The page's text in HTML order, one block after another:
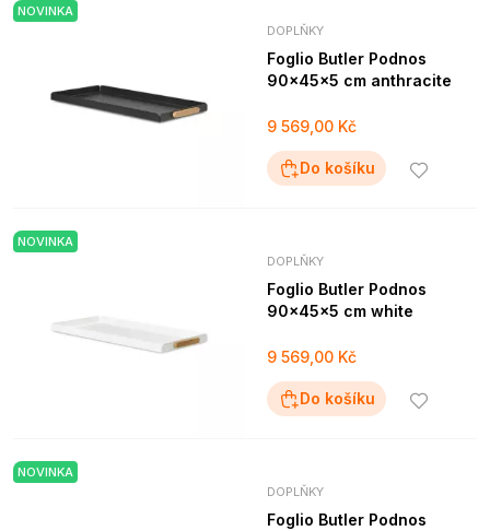
NOVINKA
DOPLŇKY
Foglio Butler Podnos
90x45x5 cm anthracite
9 569,00 Kč
Do košíku
NOVINKA
DOPLŇKY
Foglio Butler Podnos
90x45x5 cm white
9 569,00 Kč
Do košíku
NOVINKA
DOPLŇKY
Foglio Butler Podnos